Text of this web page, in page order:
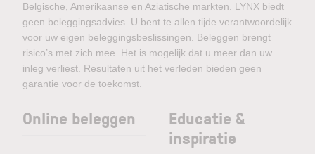
Belgische, Amerikaanse en Aziatische markten. LYNX biedt
geen beleggingsadvies. U bent te allen tijde verantwoordelijk
voor uw eigen beleggingsbeslissingen. Beleggen brengt
risico’s met zich mee. Het is mogelijk dat u meer dan uw
inleg verliest. Resultaten uit het verleden bieden geen
garantie voor de toekomst.
Online beleggen
Educatie &
inspiratie